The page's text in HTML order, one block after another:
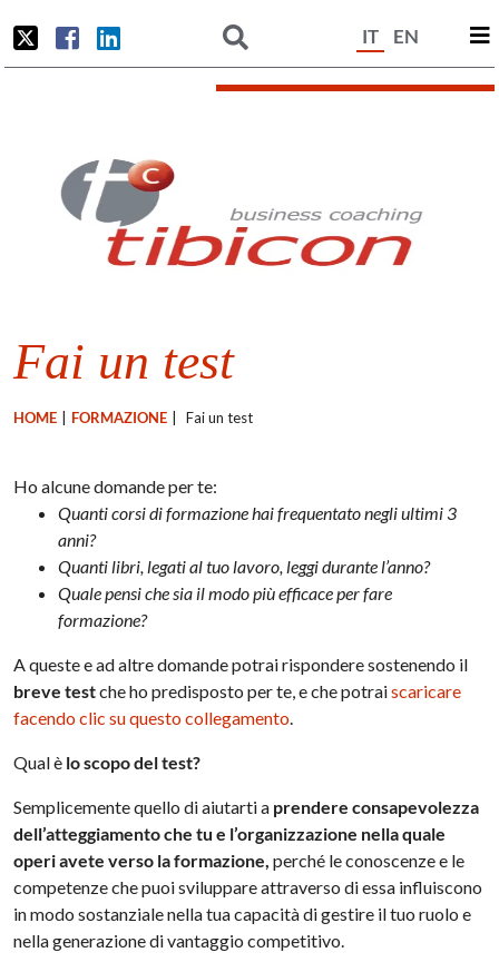
IT EN
Fai un test
HOME FORMAZIONE Fai un test
Ho alcune domande per te:
Quanti corsi di formazione hai frequentato negli ultimi 3
anni?
Quanti libri, legati al tuo lavoro, leggi durante l’anno?
Quale pensi che sia il modo più efficace per fare
formazione?
A queste e ad altre domande potrai rispondere sostenendo il
breve testche ho predisposto per te, e che potraiscaricare
facendo clic su questo collegamento.
Qual è lo scopo del test?
Semplicemente quello di aiutarti a prendere consapevolezza
dell’atteggiamento che tu e l’organizzazione nella quale
operi avete verso la formazione, perché le conoscenze e le
competenze che puoi sviluppare attraverso di essa influiscono
in modo sostanziale nella tua capacità di gestire il tuo ruolo e
nella generazione di vantaggio competitivo.